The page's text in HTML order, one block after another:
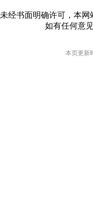
未经书面明确许可，本
如有任何意
本页更新